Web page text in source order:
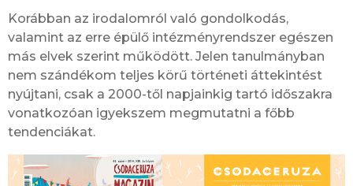
Korábban az irodalomról való gondolkodás,
valamint az erre épülő intézményrendszer egészen
más elvek szerint működött. Jelen tanulmányban
nem szándékom teljes körű történeti áttekintést
nyújtani, csak a 2000-től napjainkig tartó időszakra
vonatkozóan igyekszem megmutatni a főbb
tendenciákat.